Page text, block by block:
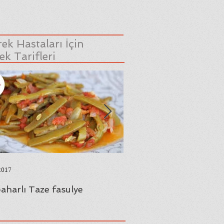
Hastaları İçin
Tarifleri
Taze fasulye